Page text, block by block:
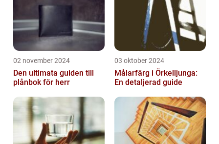
02 november 2024
Den ultimata guiden till
plånbok för herr
03 oktober 2024
Målarfärg i Örkelljunga:
En detaljerad guide